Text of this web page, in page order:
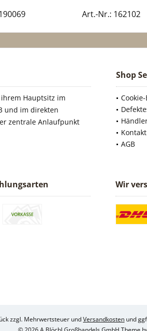
Art.-Nr.: 162102
Hauptsitz im
und im direkten
zentrale Anlaufpunkt
Shop
Kontakt
AGB
Wir
zzgl. Mehrwertsteuer undVersandkosten und